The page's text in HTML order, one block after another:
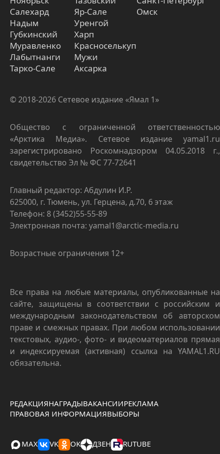
Салехард
Надым
Губкинский
Муравленко
Лабытнанги
Тарко-Сале
Яр-Сале
Уренгой
Харп
Красноселькуп
Мужи
Аксарка
Омск
© 2018-2026 Сетевое издание «Ямал 1»
Общество с ограниченной ответственностью
«Арктика Медиа». Сетевое издание yamal1.ru
зарегистрировано Роскомнадзором 04.05.2018 г.,
свидетельство Эл № ФС 77-72641
Главный редактор: Абдулин И.Р.
625000, г. Тюмень, ул. Герцена, д.70, 6 этаж
Телефон: 8 (3452)55-55-89
Электронная почта: yamal1@arctic-media.ru
Возрастные ограничения 12+
Все права на любые материалы, опубликованные на
сайте, защищены в соответствии с российским и
международным законодательством об авторском
праве и смежных правах. При любом использовании
текстовых, аудио-, фото- и видеоматериалов прямая
и индексируемая (активная) ссылка на YAMAL1.RU
обязательна.
РЕДАКЦИЯНАГРАДЫВАКАНСИИРЕКЛАМА
ПРАВОВАЯ ИНФОРМАЦИЯВЫБОРЫ
MAX VK OK ДЗЕН RUTUBE